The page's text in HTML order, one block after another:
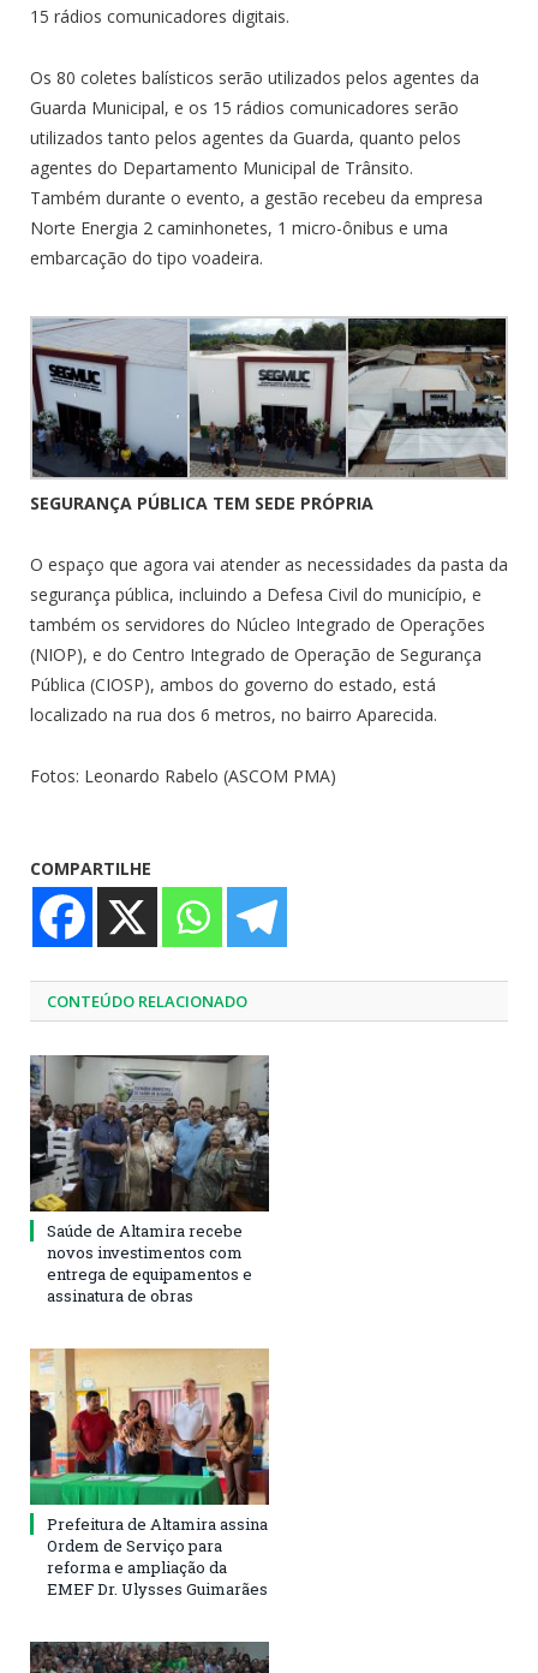
15 rádios comunicadores digitais.
Os 80 coletes balísticos serão utilizados pelos agentes da
Guarda Municipal, e os 15 rádios comunicadores serão
utilizados tanto pelos agentes da Guarda, quanto pelos
agentes do Departamento Municipal de Trânsito.
Também durante o evento, a gestão recebeu da empresa
Norte Energia 2 caminhonetes, 1 micro-ônibus e uma
embarcação do tipo voadeira.
SEGURANÇA PÚBLICA TEM SEDE PRÓPRIA
O espaço que agora vai atender as necessidades da pasta da
segurança pública, incluindo a Defesa Civil do município, e
também os servidores do Núcleo Integrado de Operações
(NIOP), e do Centro Integrado de Operação de Segurança
Pública (CIOSP), ambos do governo do estado, está
localizado na rua dos 6 metros, no bairro Aparecida.
Fotos: Leonardo Rabelo (ASCOM PMA)
COMPARTILHE
CONTEÚDO RELACIONADO
Saúde de Altamira recebe
novos investimentos com
entrega de equipamentos e
assinatura de obras
Prefeitura de Altamira assina
Ordem de Serviço para
reforma e ampliação da
EMEF Dr. Ulysses Guimarães